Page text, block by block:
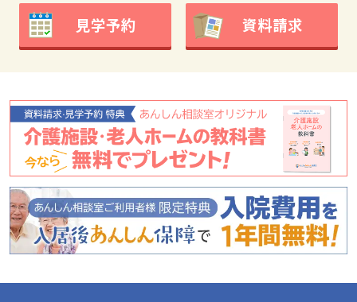
見学予約 資料請求